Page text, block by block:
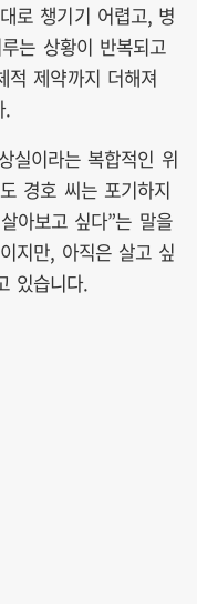
로 챙기기 어렵고, 병
는 상황이 반복되고
적 제약까지 더해져
.
실이라는 복합적인 위
경호 씨는 포기하지
아보고 싶다”는 말을
지만, 아직은 살고 싶
있습니다.